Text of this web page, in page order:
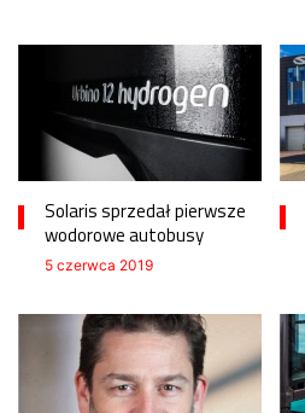
Solaris sprzedał pierwsze
wodorowe autobusy
5 czerwca 2019